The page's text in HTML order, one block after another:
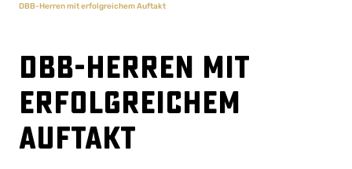
DBB-Herren mit erfolgreichem Auftakt
DBB-Herren mit
erfolgreichem
Auftakt